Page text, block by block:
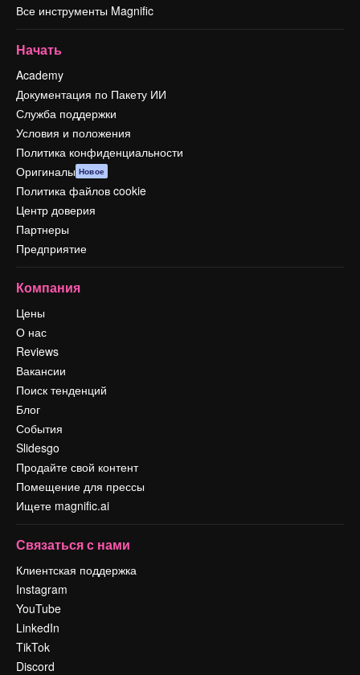
Все инструменты Magnific
Начать
Academy
Документация по Пакету ИИ
Служба поддержки
Условия и положения
Политика конфиденциальности
Оригиналы Новое
Политика файлов cookie
Центр доверия
Партнеры
Предприятие
Компания
Цены
О нас
Reviews
Вакансии
Поиск тенденций
Блог
События
Slidesgo
Продайте свой контент
Помещение для прессы
Ищете magnific.ai
Связаться с нами
Клиентская поддержка
Instagram
YouTube
LinkedIn
TikTok
Discord